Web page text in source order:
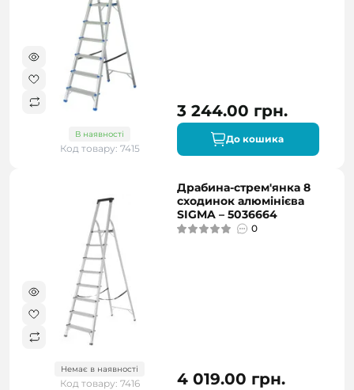
В наявності
Код товару: 7415
3 244.00 грн.
До кошика
Немає в наявності
Код товару: 7416
Драбина-стрем'янка 8
сходинок алюмінієва
SIGMA – 5036664
0
4 019.00 грн.